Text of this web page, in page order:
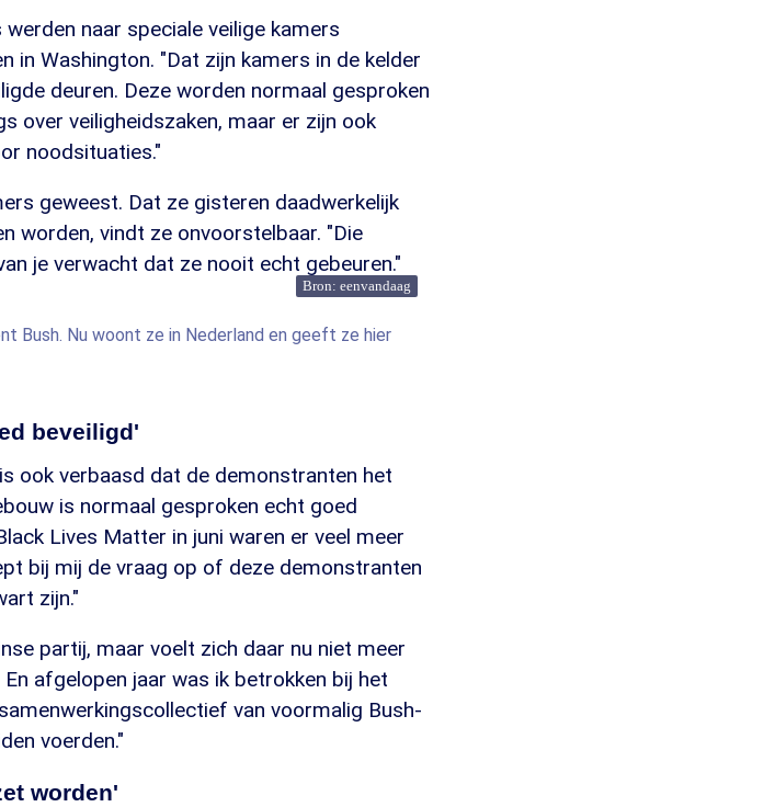
naar speciale veilige kamers
in Washington. "Dat zijn kamers in de kelder
deuren. Deze worden normaal gesproken
over veiligheidszaken, maar er zijn ook
noodsituaties."
geweest. Dat ze gisteren daadwerkelijk
worden, vindt ze onvoorstelbaar. "Die
je verwacht dat ze nooit echt gebeuren."
Bron: eenvandaag
Bush. Nu woont ze in Nederland en geeft ze hier
beveiligd'
ook verbaasd dat de demonstranten het
is normaal gesproken echt goed
Lives Matter in juni waren er veel meer
bij mij de vraag op of deze demonstranten
zijn."
partij, maar voelt zich daar nu niet meer
afgelopen jaar was ik betrokken bij het
van voormalig Bush-
voerden."
worden'